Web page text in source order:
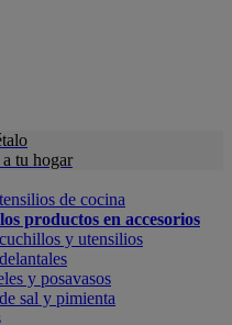
tu hogar
de cocina
productos en accesorios
y utensilios
y posavasos
sal y pimienta